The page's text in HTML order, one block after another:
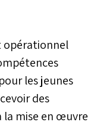
opérationnel
les jeunes
des
la mise en œuvre